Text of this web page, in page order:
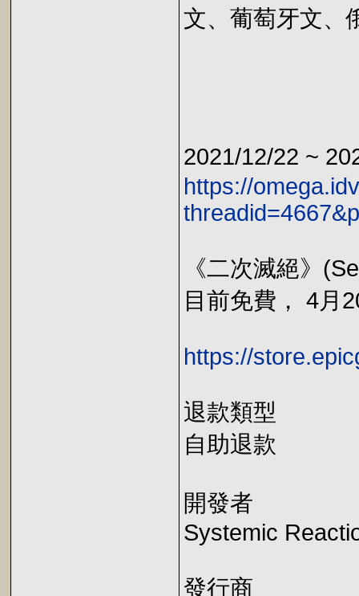
文、葡萄牙文、
2021/12/22 ~
https://
《二次滅絕》
目前免費， 4月
https://
退款類型
自助退款
開發者
Systemic
發行商